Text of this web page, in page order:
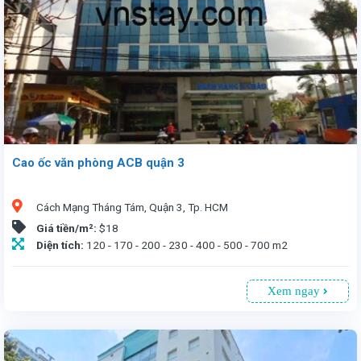
Cao ốc văn phòng ACB quận 3
Cách Mạng Tháng Tám, Quận 3, Tp. HCM
Giá tiền/m²: $18
Diện tích: 120 - 170 - 200 - 230 - 400 - 500 - 700 m2
Xem ngay